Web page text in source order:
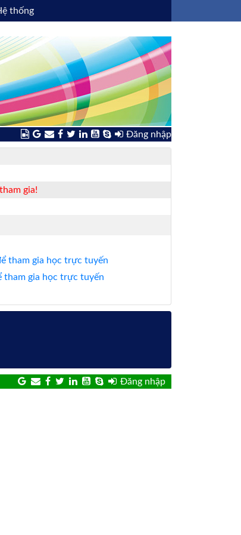
thống
Đăng nhập
gia!
tham gia học trực tuyến
tham gia học trực tuyến
Đăng nhập